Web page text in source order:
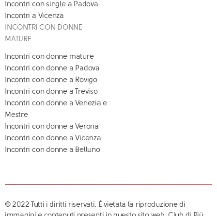
Incontri con single a Padova
Incontri a Vicenza
INCONTRI CON DONNE
MATURE
Incontri con donne mature
Incontri con donne a Padova
Incontri con donne a Rovigo
Incontri con donne a Treviso
Incontri con donne a Venezia e
Mestre
Incontri con donne a Verona
Incontri con donne a Vicenza
Incontri con donne a Belluno
© 2022 Tutti i diritti riservati. È vietata la riproduzione di